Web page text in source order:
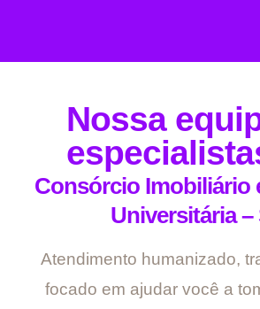
Nossa
Consórcio Imobiliário
Universitária –
Atendimento humanizado,
focado em ajudar você a